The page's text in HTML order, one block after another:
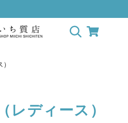
レディース）